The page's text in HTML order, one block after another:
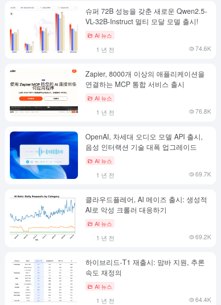
슈퍼 72B 성능을 갖춘 새로운 Qwen2.5-
VL-32B-Instruct 멀티 모달 모델 출시!
AI 뉴스
1 년 전 74.6K
Zapier, 8000개 이상의 애플리케이션을
연결하는 MCP 통합 서비스 출시
AI 뉴스
1 년 전 76.8K
OpenAI, 차세대 오디오 모델 API 출시,
음성 인터랙션 기술 대폭 업그레이드
AI 뉴스
1 년 전 69.7K
클라우드플레어, AI 메이즈 출시: 생성적
AI로 악성 크롤러 대응하기
AI 뉴스
1 년 전 69.2K
하이브리드-T1 재출시: 맘바 지원, 추론
속도 재정의
AI 뉴스
1 년 전 64.4K